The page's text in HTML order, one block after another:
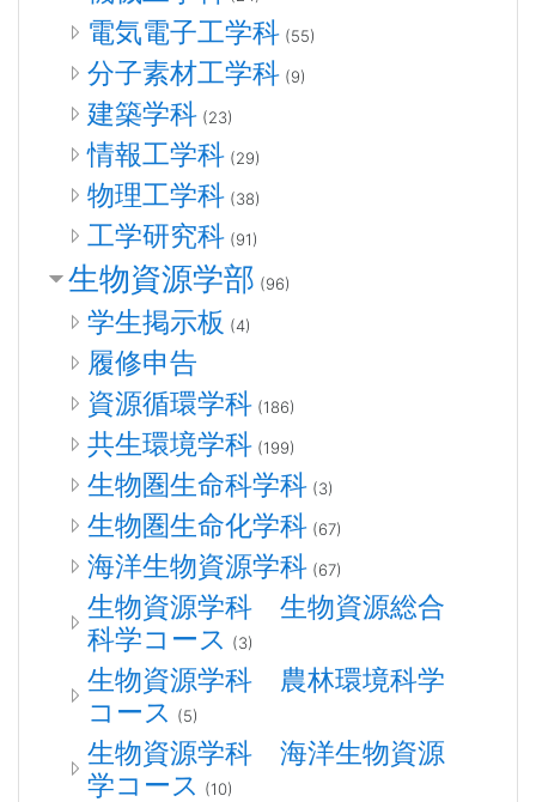
電気電子工学科 (55)
分子素材工学科 (9)
建築学科 (23)
情報工学科 (29)
物理工学科 (38)
工学研究科 (91)
生物資源学部 (96)
学生掲示板 (4)
履修申告
資源循環学科 (186)
共生環境学科 (199)
生物圏生命科学科 (3)
生物圏生命化学科 (67)
海洋生物資源学科 (67)
生物資源学科 生物資源総合
科学コース (3)
生物資源学科 農林環境科学
コース (5)
生物資源学科 海洋生物資源
学コース (10)